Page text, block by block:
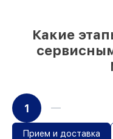
Какие
1
Прием и доставка